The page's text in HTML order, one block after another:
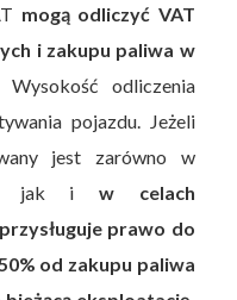
mogą odliczyć VAT
i zakupu paliwa w
Wysokość odliczenia
pojazdu. Jeżeli
jest zarówno w
jak i w celach
prawo do
od zakupu paliwa